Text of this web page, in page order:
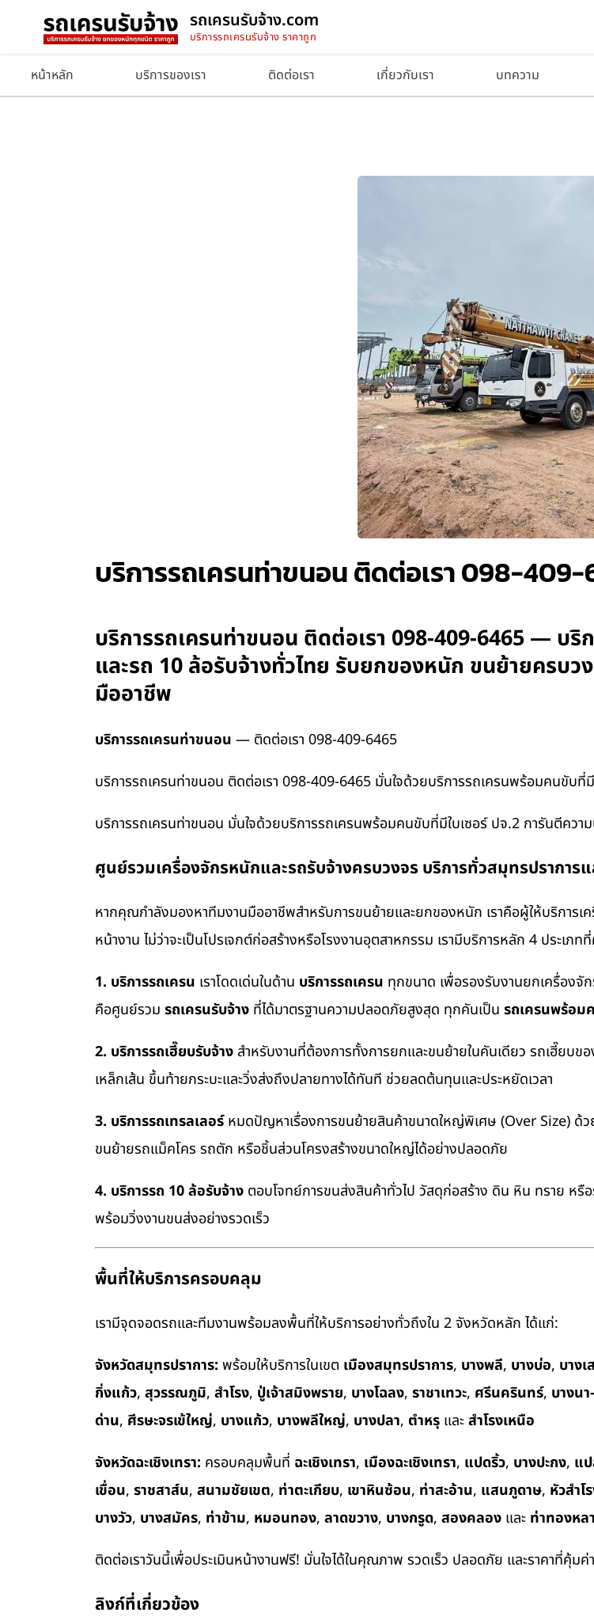
รถเครนรับจ้าง.com
บริการรถเครนรับจ้าง ราคาถูก
หน้าหลัก บริการของเรา ติดต่อเรา เกี่ยวกับเรา บทความ
บริการรถเครนท่าขนอน ติดต่อเรา 098-409-
บริการรถเครนท่าขนอน ติดต่อเรา 098-409-6465 — บริก
และรถ 10 ล้อรับจ้างทั่วไทย รับยกของหนัก ขนย้ายครบว
มืออาชีพ
บริการรถเครนท่าขนอน — ติดต่อเรา 098-409-6465
บริการรถเครนท่าขนอน ติดต่อเรา 098-409-6465 มั่นใจด้วยบริการรถเครนพร้อมคนขับ
บริการรถเครนท่าขนอน มั่นใจด้วยบริการรถเครนพร้อมคนขับที่มีใบเซอร์ ปจ.2 การันตีคว
ศูนย์รวมเครื่องจักรหนักและรถรับจ้างครบวงจร บริการทั่วสมุทรปราการแ
หากคุณกำลังมองหาทีมงานมืออาชีพสำหรับการขนย้ายและยกของหนัก เราคือผู้ให้บริกา
หน้างาน ไม่ว่าจะเป็นโปรเจกต์ก่อสร้างหรือโรงงานอุตสาหกรรม เรามีบริการหลัก 4 ประเภ
1. บริการรถเครน เราโดดเด่นในด้าน บริการรถเครน ทุกขนาด เพื่อรองรับงานยกเครื่อง
คือศูนย์รวม รถเครนรับจ้าง ที่ได้มาตรฐานความปลอดภัยสูงสุด ทุกคันเป็น รถเครนพร้อม
2. บริการรถเฮี๊ยบรับจ้าง สำหรับงานที่ต้องการทั้งการยกและขนย้ายในคันเดียว รถเฮี๊ยบข
เหล็กเส้น ขึ้นท้ายกระบะและวิ่งส่งถึงปลายทางได้ทันที ช่วยลดต้นทุนและประหยัดเวลา
3. บริการรถเทรลเลอร์หมดปัญหาเรื่องการขนย้ายสินค้าขนาดใหญ่พิเศษ (Over Size) ด้
ขนย้ายรถแม็คโคร รถตัก หรือชิ้นส่วนโครงสร้างขนาดใหญ่ได้อย่างปลอดภัย
4. บริการรถ 10 ล้อรับจ้าง ตอบโจทย์การขนส่งสินค้าทั่วไป วัสดุก่อสร้าง ดิน หิน ทราย หรื
พร้อมวิ่งงานขนส่งอย่างรวดเร็ว
พื้นที่ให้บริการครอบคลุม
เรามีจุดจอดรถและทีมงานพร้อมลงพื้นที่ให้บริการอย่างทั่วถึงใน 2 จังหวัดหลัก ได้แก่:
จังหวัดสมุทรปราการ: พร้อมให้บริการในเขต เมืองสมุทรปราการ, บางพลี, บางบ่อ, บางเ
กิ่งแก้ว, สุวรรณภูมิ, สำโรง, ปู่เจ้าสมิงพราย, บางโฉลง, ราชาเทวะ, ศรีนครินทร์, บางน
ด่าน, ศีรษะจรเข้ใหญ่, บางแก้ว, บางพลีใหญ่, บางปลา, ตำหรุ และสำโรงเหนือ
จังหวัดฉะเชิงเทรา: ครอบคลุมพื้นที่ ฉะเชิงเทรา, เมืองฉะเชิงเทรา, แปดริ้ว, บางปะกง, แ
เขื่อน, ราชสาส์น, สนามชัยเขต, ท่าตะเกียบ, เขาหินซ้อน, ท่าสะอ้าน, แสนภูดาษ, หัวสำโ
บางวัว, บางสมัคร, ท่าข้าม, หมอนทอง, ลาดขวาง, บางกรูด, สองคลอง และ ท่าทองหล
ติดต่อเราวันนี้เพื่อประเมินหน้างานฟรี! มั่นใจได้ในคุณภาพ รวดเร็ว ปลอดภัย และราคาที่คุ้ม
ลิงก์ที่เกี่ยวข้อง